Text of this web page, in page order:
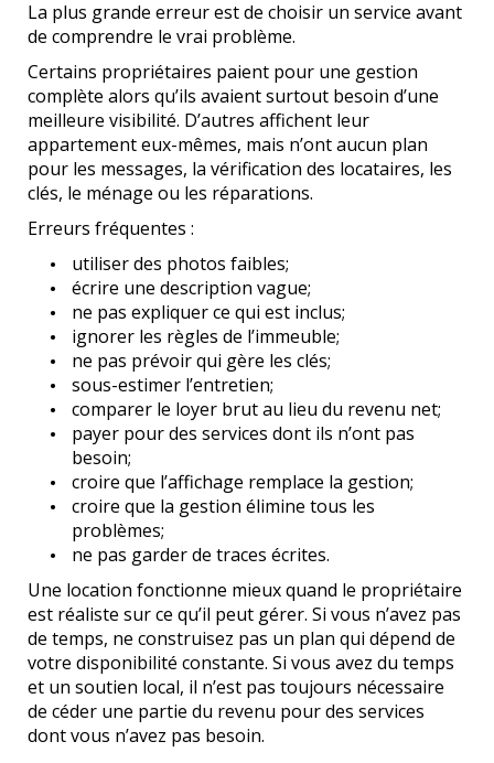
La plus grande erreur est de choisir un service avant
de comprendre le vrai problème.
Certains propriétaires paient pour une gestion
complète alors qu’ils avaient surtout besoin d’une
meilleure visibilité. D’autres affichent leur
appartement eux-mêmes, mais n’ont aucun plan
pour les messages, la vérification des locataires, les
clés, le ménage ou les réparations.
Erreurs fréquentes :
utiliser des photos faibles;
écrire une description vague;
ne pas expliquer ce qui est inclus;
ignorer les règles de l’immeuble;
ne pas prévoir qui gère les clés;
sous-estimer l’entretien;
comparer le loyer brut au lieu du revenu net;
payer pour des services dont ils n’ont pas
besoin;
croire que l’affichage remplace la gestion;
croire que la gestion élimine tous les
problèmes;
ne pas garder de traces écrites.
Une location fonctionne mieux quand le propriétaire
est réaliste sur ce qu’il peut gérer. Si vous n’avez pas
de temps, ne construisez pas un plan qui dépend de
votre disponibilité constante. Si vous avez du temps
et un soutien local, il n’est pas toujours nécessaire
de céder une partie du revenu pour des services
dont vous n’avez pas besoin.